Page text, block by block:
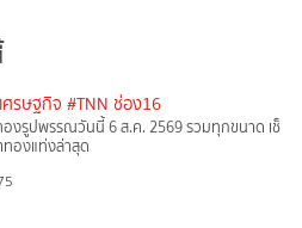
ศรษฐกิจ #TNN ช่อง16
องรูปพรรณวันนี้ 6 ส.ค. 2569 รวมทุกขนาด เช็
ทองแท่งล่าสุด